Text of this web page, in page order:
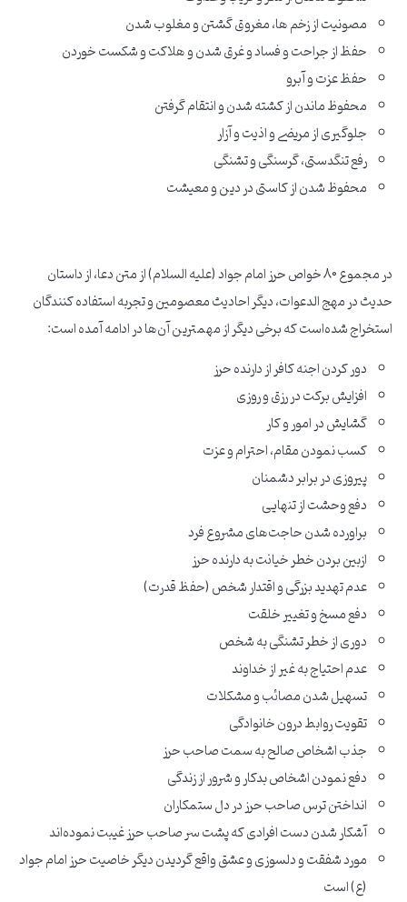
مصونیت از زخم ها، مغروق گشتن و مغلوب شدن
حفظ از جراحت و فساد و غرق شدن و هلاکت و شکست خوردن
حفظ عزت و آبرو
محفوظ ماندن از کشته شدن و انتقام گرفتن
جلوگیری از مریضی و اذیت و آزار
رفع تنگدستی، گرسنگی و تشنگی
محفوظ شدن از کاستی در دین و معیشت
در مجموع 80 خواص حرز امام جواد (علیه السلام) از متن دعا، از داستان
حدیث در مهج الدعوات، دیگر احادیث معصومین و تجربه استفاده کنندگان
استخراج شده‌است که برخی دیگر از مهمترین آن‌ها در ادامه آمده است:
دور کردن اجنه کافر از دارنده حرز
افزایش برکت در رزق و روزی
گشایش در امور و کار
کسب نمودن مقام، احترام و عزت
پیروزی در برابر دشمنان
دفع وحشت از تنهایی
براورده شدن حاجت‌های مشروع فرد
ازبین بردن خطر خیانت به دارنده حرز
عدم تهدید بزرگی و اقتدار شخص (حفظ قدرت)
دفع مسخ و تغییر خلقت
دوری از خطر تشنگی به شخص
عدم احتیاج به غیر از خداوند
تسهیل شدن مصائب و مشکلات
تقویت روابط درون خانوادگی
جذب اشخاص صالح به سمت صاحب حرز
دفع نمودن اشخاص بدکار و شرور از زندگی
انداختن ترس صاحب حرز در دل ستمکاران
آشکار شدن دست افرادی که پشت سر صاحب حرز غیبت نموده‌اند
مورد شفقت و دلسوزی و عشق واقع گردیدن دیگر خاصیت حرز امام جواد
(ع) است